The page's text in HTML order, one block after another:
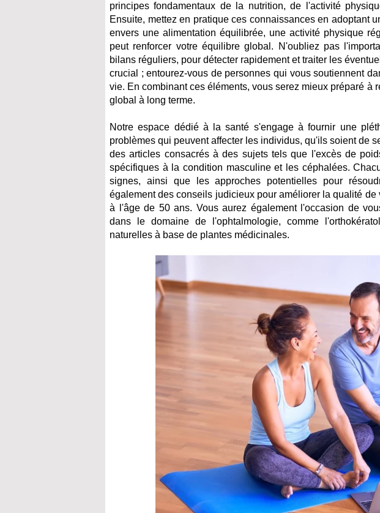
principes fondamentaux de la nutrition, de l'activité
Ensuite, mettez en pratique ces connaissances en adoptant
envers une alimentation équilibrée, une activité physique
peut renforcer votre équilibre global. N'oubliez pas
bilans réguliers, pour détecter rapidement et traiter les
crucial ; entourez-vous de personnes qui vous soutiennent
vie. En combinant ces éléments, vous serez mieux préparé à
global à long terme.
Notre espace dédié à la santé s'engage à fournir une
problèmes qui peuvent affecter les individus, qu'ils soient de
des articles consacrés à des sujets tels que l'excès de
spécifiques à la condition masculine et les céphalées.
signes, ainsi que les approches potentielles pour
également des conseils judicieux pour améliorer la qualité
à l'âge de 50 ans. Vous aurez également l'occasion de
dans le domaine de l'ophtalmologie, comme
naturelles à base de plantes médicinales.